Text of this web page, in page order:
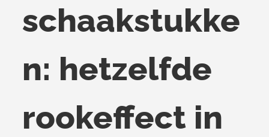
schaakstukke
n: hetzelfde
rookeffect in